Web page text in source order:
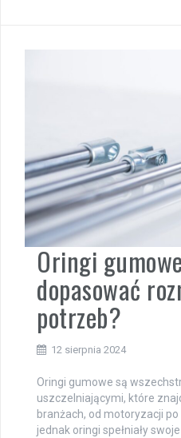
Oringi
dopasować
potrzeb?
12 sierpnia 2024
Oringi gumowe są
uszczelniającymi, które
branżach, od motoryzacji
jednak oringi spełniały